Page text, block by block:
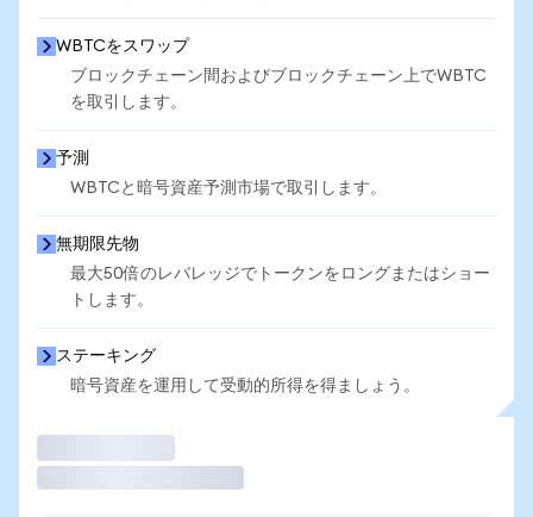
WBTCをスワップ
ブロックチェーン間およびブロックチェーン上でWBTC
を取引します。
予測
WBTCと暗号資産予測市場で取引します。
無期限先物
最大50倍のレバレッジでトークンをロングまたはショー
トします。
ステーキング
暗号資産を運用して受動的所得を得ましょう。